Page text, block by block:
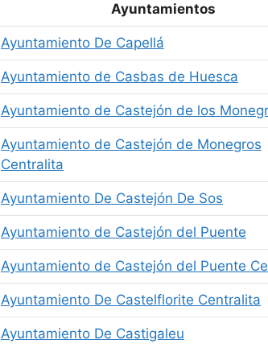
Ayuntamientos
Ayuntamiento De Capellá
Ayuntamiento de Casbas de Huesca
Ayuntamiento de Castejón de los
Ayuntamiento de Castejón de Monegros
Centralita
Ayuntamiento De Castejón De Sos
Ayuntamiento de Castejón del Puente
Ayuntamiento de Castejón del Puente
Ayuntamiento De Castelflorite Centralita
Ayuntamiento De Castigaleu